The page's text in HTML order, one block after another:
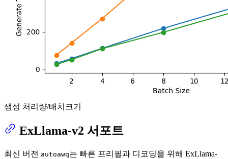
생성 처리량/배치크기
ExLlama-v2 서포트
최신 버전 autoawq는 빠른 프리필과 디코딩을 위해 ExLlama-